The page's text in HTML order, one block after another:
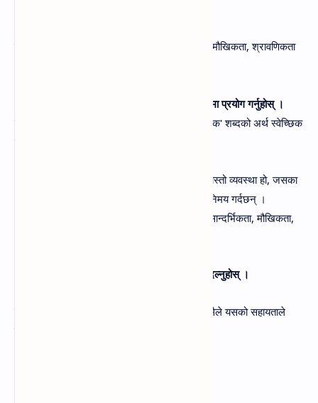
उत्तर- याद्छिकता, सिर्जनात्मकता, द्वैधता, सान्दर्भिकता, मौखिकता, श्रावणिकता
(ग) 'वाक्प्रतीक' र 'याहच्छिक' शब्दको अर्थ लेखी वाक्यमा प्रयोग गर्नुहोस्‌ ।
उत्तर- 'वाक्प्रतीक” को अर्थ ध्वनी चिन्ह हुन्छ । 'याहच्छिक' शब्दको अर्थ स्वेच्छिक
वाक्प्रतीक: भाषा याइच्छिक वाक्प्रतीकहरूको त्यस्तो व्यवस्था हो, जसका
सहायताले समाजका व्यक्तिहरू आफ्नो विचार विनिमय गर्दछन्‌ ।
याहच्छिक: याहच्छिकता, सिर्जनालकता, द्वैधता, सान्दर्भिकता, मौखिकता,
(घ) यस अनुच्छेदको पहिलो वाक्यलाई संयुक्त वाक्यमा बदल्नुहोस्‌ ।
उत्तर- भाषा यादच्छिक वाक्प्रतीकहरूको व्यवस्था हो त्यसैले यसको सहायताले